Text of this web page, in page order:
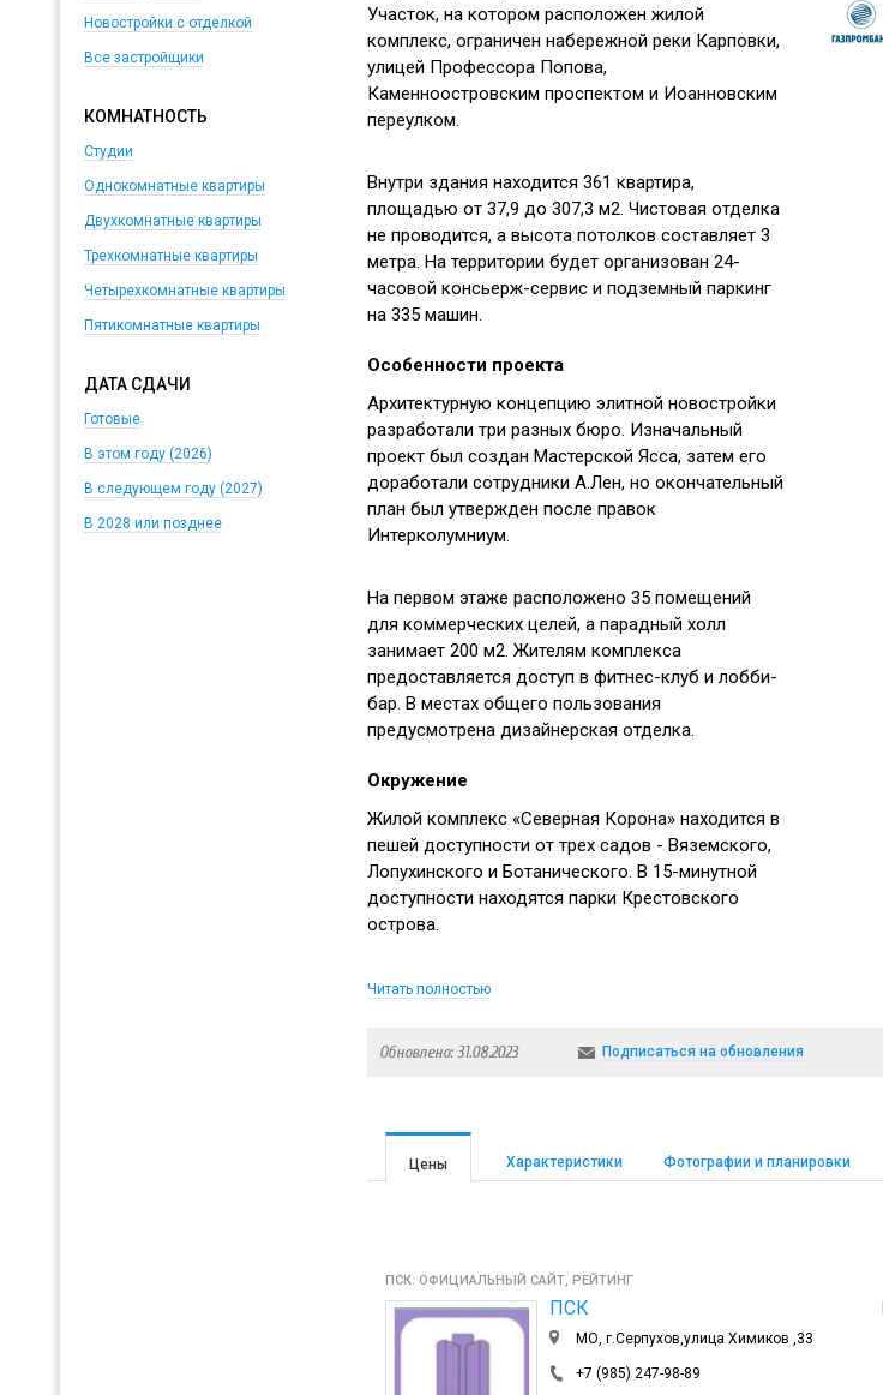
Новостройки с отделкой
Все застройщики
КОМНАТНОСТЬ
Студии
Однокомнатные квартиры
Двухкомнатные квартиры
Трехкомнатные квартиры
Четырехкомнатные квартиры
Пятикомнатные квартиры
ДАТА СДАЧИ
Готовые
В этом году (2026)
В следующем году (2027)
В 2028 или позднее
Участок, на котором расположен жилой
комплекс, ограничен набережной реки Карповки,
улицей Профессора Попова,
Каменноостровским проспектом и Иоанновским
переулком.
Внутри здания находится 361 квартира,
площадью от 37,9 до 307,3 м2. Чистовая отделка
не проводится, а высота потолков составляет 3
метра. На территории будет организован 24-
часовой консьерж-сервис и подземный паркинг
на 335 машин.
Особенности проекта
Архитектурную концепцию элитной новостройки
разработали три разных бюро. Изначальный
проект был создан Мастерской Ясса, затем его
доработали сотрудники А.Лен, но окончательный
план был утвержден после правок
Интерколумниум.
На первом этаже расположено 35 помещений
для коммерческих целей, а парадный холл
занимает 200 м2. Жителям комплекса
предоставляется доступ в фитнес-клуб и лобби-
бар. В местах общего пользования
предусмотрена дизайнерская отделка.
Окружение
Жилой комплекс «Северная Корона» находится в
пешей доступности от трех садов - Вяземского,
Лопухинского и Ботанического. В 15-минутной
доступности находятся парки Крестовского
острова.
Вблизи от комплекса хорошо развита
гипермаркет Окей. Детская поликлиника
Преображения Господня.
Читать полностью
Обновлено: 31.08.2023 Подписаться на обновления
Цены Характеристики Фотографии и планировки
ПСК: ОФИЦИАЛЬНЫЙ САЙТ, РЕЙТИНГ
ПСК
МО, г.Серпухов,улица Химиков ,33
+7 (985) 247-98-89